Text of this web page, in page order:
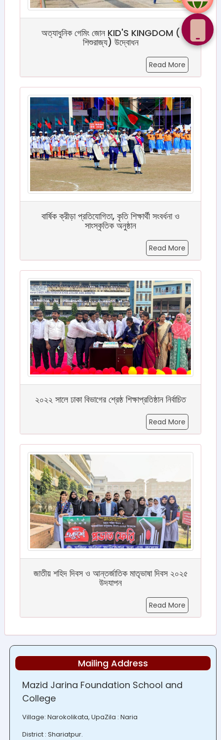
অত্যাধুনিক গেমিং জোন KID'S KINGDOM (
শিশুরাজ্য) উদ্বোধন
Read More
বার্ষিক ক্রীড়া প্রতিযোগিতা, কৃতি শিক্ষার্থী সংবর্ধনা ও
সাংস্কৃতিক অনুষ্ঠান
Read More
২০২২ সালে ঢাকা বিভাগের শ্রেষ্ঠ শিক্ষাপ্রতিষ্ঠান নির্বাচিত
Read More
জাতীয় শহিদ দিবস ও আন্তর্জাতিক মাতৃভাষা দিবস ২০২৫
উদযাপন
Read More
Mailing Address
Mazid Jarina Foundation School and
College
Village: Narokolikata, UpaZila : Naria
District : Shariatpur.